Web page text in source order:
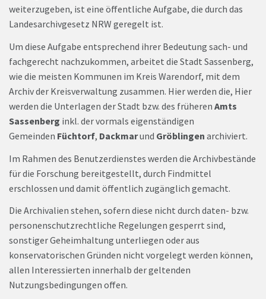
weiterzugeben, ist eine öffentliche Aufgabe, die durch das
Landesarchivgesetz NRW geregelt ist.
Um diese Aufgabe entsprechend ihrer Bedeutung sach- und
fachgerecht nachzukommen, arbeitet die Stadt Sassenberg,
wie die meisten Kommunen im Kreis Warendorf, mit dem
Archiv der Kreisverwaltung zusammen. Hier werden die, Hier
werden die Unterlagen der Stadt bzw. des früheren Amts
Sassenberg inkl. der vormals eigenständigen
Gemeinden Füchtorf, Dackmarund Gröblingen archiviert.
Im Rahmen des Benutzerdienstes werden die Archivbestände
für die Forschung bereitgestellt, durch Findmittel
erschlossen und damit öffentlich zugänglich gemacht.
Die Archivalien stehen, sofern diese nicht durch daten- bzw.
personenschutzrechtliche Regelungen gesperrt sind,
sonstiger Geheimhaltung unterliegen oder aus
konservatorischen Gründen nicht vorgelegt werden können,
allen Interessierten innerhalb der geltenden
Nutzungsbedingungen offen.